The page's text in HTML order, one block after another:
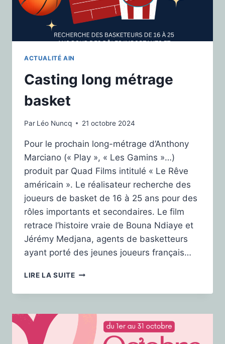
ACTUALITÉ AIN
Casting long métrage
basket
Par Léo Nuncq 21 octobre 2024
Pour le prochain long-métrage d’Anthony
Marciano (« Play », « Les Gamins »…)
produit par Quad Films intitulé « Le Rêve
américain ». Le réalisateur recherche des
joueurs de basket de 16 à 25 ans pour des
rôles importants et secondaires. Le film
retrace l’histoire vraie de Bouna Ndiaye et
Jérémy Medjana, agents de basketteurs
ayant porté des jeunes joueurs français…
LIRE LA SUITE